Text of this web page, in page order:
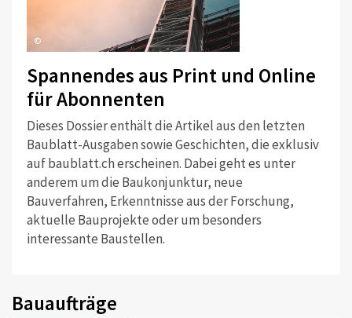
©
Spannendes aus Print und Online
für Abonnenten
Dieses Dossier enthält die Artikel aus den letzten
Baublatt-Ausgaben sowie Geschichten, die exklusiv
auf baublatt.ch erscheinen. Dabei geht es unter
anderem um die Baukonjunktur, neue
Bauverfahren, Erkenntnisse aus der Forschung,
aktuelle Bauprojekte oder um besonders
interessante Baustellen.
Bauaufträge